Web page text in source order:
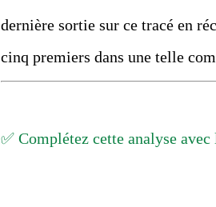
dernière sortie sur ce tracé en
cinq premiers dans une telle
✅ Complétez cette analyse